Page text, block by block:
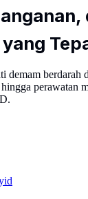
demam berdarah
perawatan